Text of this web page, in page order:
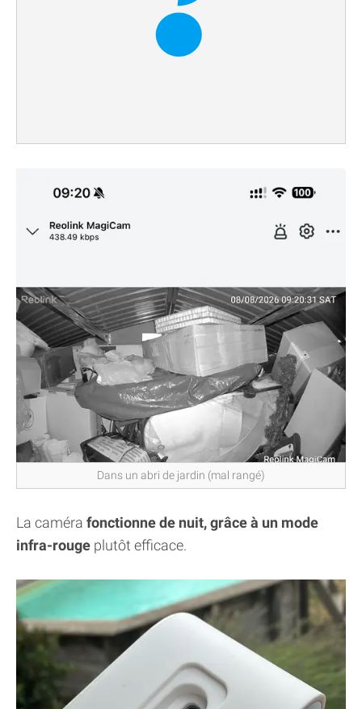
Dans un abri de jardin (mal rangé)
La caméra fonctionne de nuit, grâce à un mode
infra-rouge plutôt efficace.